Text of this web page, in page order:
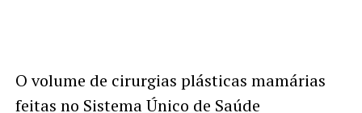
O volume de cirurgias plásticas mamárias
feitas no Sistema Único de Saúde